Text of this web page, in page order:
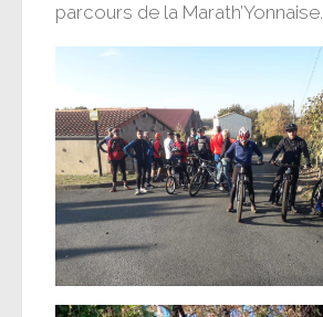
parcours de la Marath’Yonnaise.